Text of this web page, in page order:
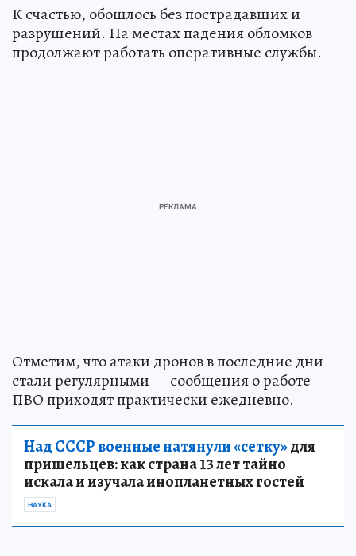
К счастью, обошлось без пострадавших и
разрушений. На местах падения обломков
продолжают работать оперативные службы.
Отметим, что атаки дронов в последние дни
стали регулярными — сообщения о работе
ПВО приходят практически ежедневно.
Над СССР военные натянули «сетку»для
пришельцев: как страна 13 лет тайно
искала и изучала инопланетных гостей
НАУКА